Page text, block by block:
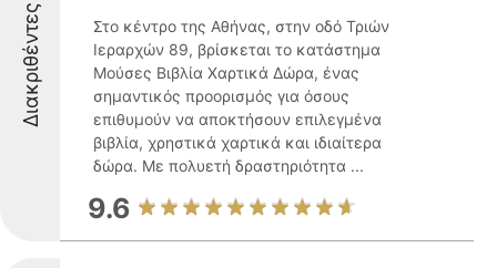
Διακριθέντες
Στο κέντρο της Αθήνας, στην οδό Τριών
Ιεραρχών 89, βρίσκεται το κατάστημα
Μούσες Βιβλία Χαρτικά Δώρα, ένας
σημαντικός προορισμός για όσους
επιθυμούν να αποκτήσουν επιλεγμένα
βιβλία, χρηστικά χαρτικά και ιδιαίτερα
δώρα. Με πολυετή δραστηριότητα ...
9.6